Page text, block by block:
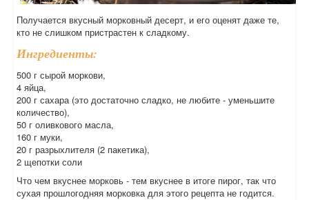
Получается вкусный морковный десерт, и его оценят даже те,
кто не слишком пристрастен к сладкому.
Ингредиенты:
500 г сырой моркови,
4 яйца,
200 г сахара (это достаточно сладко, не любите - уменьшите
количество),
50 г оливкового масла,
160 г муки,
20 г разрыхлителя (2 пакетика),
2 щепотки соли
Что чем вкуснее морковь - тем вкуснее в итоге пирог, так что
сухая прошлогодняя морковка для этого рецепта не годится.